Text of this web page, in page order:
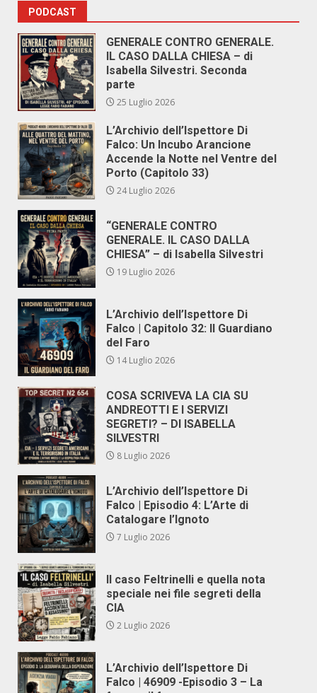
PODCAST
GENERALE CONTRO GENERALE.
IL CASO DALLA CHIESA – di
Isabella Silvestri. Seconda
parte
25 Luglio 2026
L’Archivio dell’Ispettore Di
Falco: Un Incubo Arancione
Accende la Notte nel Ventre del
Porto (Capitolo 33)
24 Luglio 2026
“GENERALE CONTRO
GENERALE. IL CASO DALLA
CHIESA” – di Isabella Silvestri
19 Luglio 2026
L’Archivio dell’Ispettore Di
Falco | Capitolo 32: Il Guardiano
del Faro
14 Luglio 2026
COSA SCRIVEVA LA CIA SU
ANDREOTTI E I SERVIZI
SEGRETI? – DI ISABELLA
SILVESTRI
8 Luglio 2026
L’Archivio dell’Ispettore Di
Falco | Episodio 4: L’Arte di
Catalogare l’Ignoto
7 Luglio 2026
Il caso Feltrinelli e quella nota
speciale nei file segreti della
CIA
2 Luglio 2026
L’Archivio dell’Ispettore Di
Falco | 46909 -Episodio 3 – La